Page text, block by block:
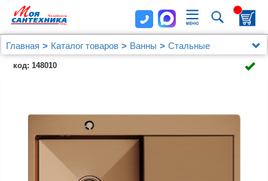
Главная Каталог товаров Ванны
Стальные
Мойка настол.монтаж 78х50 (3,0) лев. вып 3 1/2
MIXLINE PRO 20см с сифоном (бронза)
код: 148010